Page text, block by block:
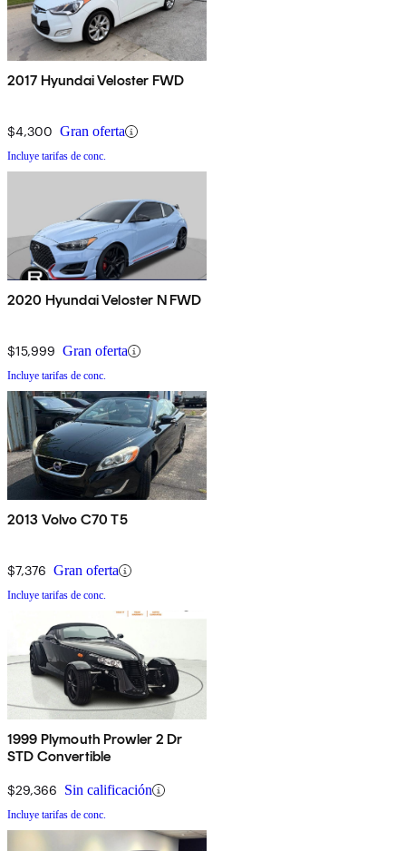
2017 Hyundai Veloster FWD
$4,300 Gran oferta
Incluye tarifas de conc.
2020 Hyundai Veloster N FWD
$15,999 Gran oferta
Incluye tarifas de conc.
2013 Volvo C70 T5
$7,376 Gran oferta
Incluye tarifas de conc.
1999 Plymouth Prowler 2 Dr
STD Convertible
$29,366 Sin calificación
Incluye tarifas de conc.